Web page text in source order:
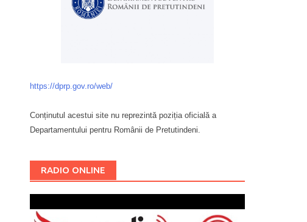
https://dprp.gov.ro/web/
Conținutul acestui site nu reprezintă poziția oficială a
Departamentului pentru Românii de Pretutindeni.
RADIO ONLINE